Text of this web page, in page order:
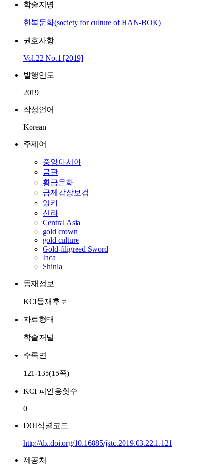
학술지명
한복문화(society for culture of HAN-BOK)
권호사항
Vol.22 No.1 [2019]
발행연도
2019
작성언어
Korean
주제어
중앙아시아
금관
황금문화
금제감장보검
잉카
신라
Central Asia
gold crown
gold culture
Gold-filigreed Sword
Inca
Shinla
등재정보
KCI등재후보
자료형태
학술저널
수록면
121-135(15쪽)
KCI 피인용횟수
0
DOI식별코드
http://dx.doi.org/10.16885/jktc.2019.03.22.1.121
제공처